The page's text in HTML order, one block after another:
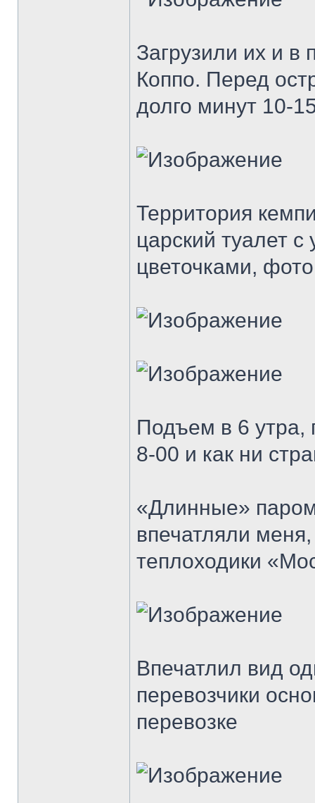
Загрузили их и в
Коппо. Перед
долго минут 10-
Территория
царский туалет
цветочками,
Подъем в 6 утра,
8-00 и как ни
«Длинные»
впечатляли
теплоходики
Впечатлил вид
перевозчики
перевозке